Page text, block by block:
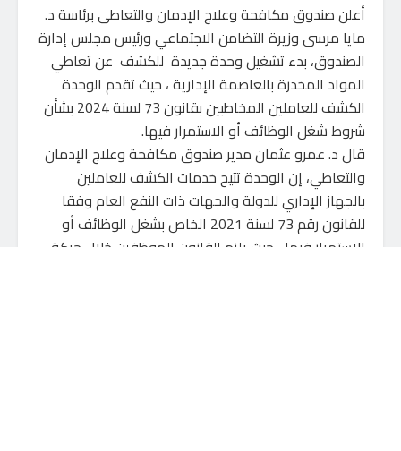
أعلن صندوق مكافحة وعلاج الإدمان والتعاطى برئاسة د.
مايا مرسى وزيرة التضامن الاجتماعي ورئيس مجلس إدارة
الصندوق، بدء تشغيل وحدة جديدة للكشف عن تعاطي
المواد المخدرة بالعاصمة الإدارية ، حيث تقدم الوحدة
الكشف للعاملين المخاطبين بقانون 73 لسنة 2024 بشأن
شروط شغل الوظائف أو الاستمرار فيها.
قال د. عمرو عثمان مدير صندوق مكافحة وعلاج الإدمان
والتعاطي، إن الوحدة تتيح خدمات الكشف للعاملين
بالجهاز الإداري للدولة والجهات ذات النفع العام وفقا
للقانون رقم 73 لسنة 2021 الخاص بشغل الوظائف أو
الاستمرار فيها ، حيث يلزم القانون الموظفين خلال حركة